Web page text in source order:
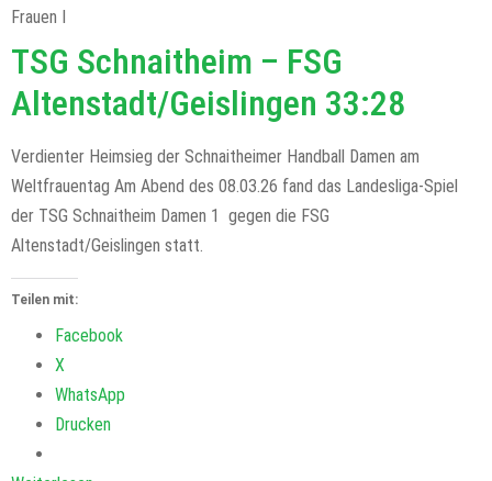
Frauen I
TSG Schnaitheim – FSG
Altenstadt/Geislingen 33:28
Verdienter Heimsieg der Schnaitheimer Handball Damen am
Weltfrauentag Am Abend des 08.03.26 fand das Landesliga-Spiel
der TSG Schnaitheim Damen 1 gegen die FSG
Altenstadt/Geislingen statt.
Teilen mit:
Facebook
X
WhatsApp
Drucken